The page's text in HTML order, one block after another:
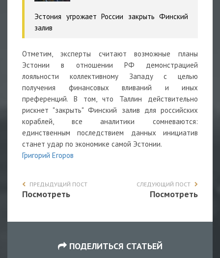
Эстония угрожает России закрыть Финский
залив
Отметим, эксперты считают возможные планы
Эстонии в отношении РФ демонстрацией
лояльности коллективному Западу с целью
получения финансовых вливаний и иных
преференций. В том, что Таллин действительно
рискнет "закрыть" Финский залив для российских
кораблей, все аналитики сомневаются:
единственным последствием данных инициатив
станет удар по экономике самой Эстонии.
Григорий Егоров
ПРЕДЫДУЩИЙ ПОСТ
Посмотреть
СЛЕДУЮЩИЙ ПОСТ
Посмотреть
ПОДЕЛИТЬСЯ СТАТЬЕЙ